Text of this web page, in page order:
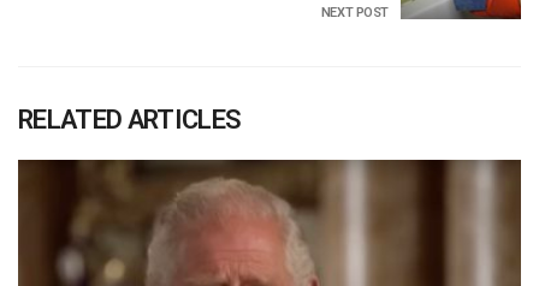
NEXT POST
RELATED ARTICLES